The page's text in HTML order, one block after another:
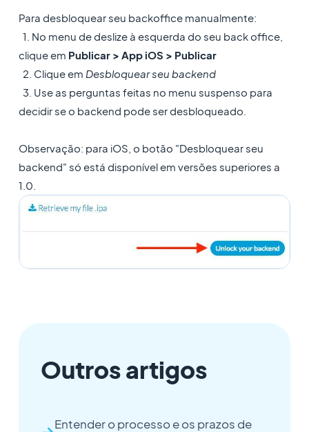
Para desbloquear seu backoffice manualmente:
1. No menu de deslize à esquerda do seu back office,
clique em Publicar > App iOS > Publicar
2. Clique em Desbloquear seu backend
3. Use as perguntas feitas no menu suspenso para
decidir se o backend pode ser desbloqueado.
Observação: para iOS, o botão "Desbloquear seu
backend" só está disponível em versões superiores a
1.0.
Outros artigos
Entender o processo e os prazos de